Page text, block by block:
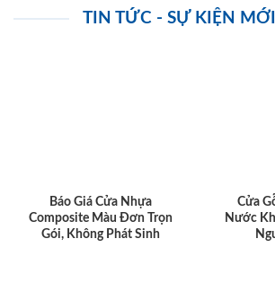
TIN TỨC - SỰ KIỆN
Báo Giá Cửa Nhựa
Composite Màu Đơn Trọn
Gói, Không Phát Sinh
Cửa
Nước